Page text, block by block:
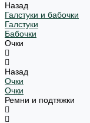
Назад
Галстуки и бабочки
Галстуки
Бабочки
Очки
Назад
Очки
Очки
Ремни и подтяжки